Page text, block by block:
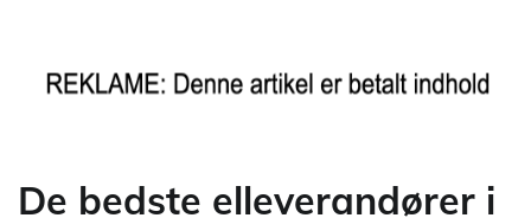
De bedste elleverandører i